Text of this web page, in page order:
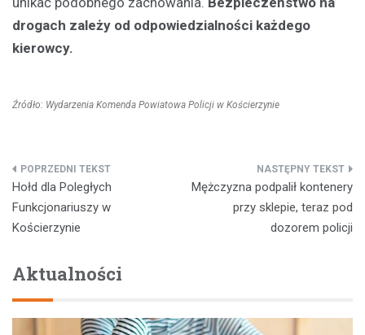
drogach zależy od odpowiedzialności każdego
kierowcy.
Źródło: Wydarzenia Komenda Powiatowa Policji w Kościerzynie
Nawigacja
wpisu
Hołd dla Poległych
Funkcjonariuszy w
Kościerzynie
Mężczyzna podpalił kontenery
przy sklepie, teraz pod
dozorem policji
Aktualności